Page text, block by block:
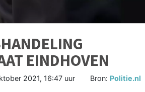
EINDHOVEN
2021, 16:47 uur Bron: Politie.nl